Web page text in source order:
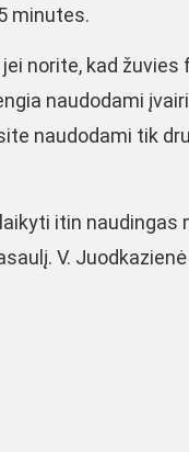
minutes.
norite, kad žuvies
naudodami
naudodami tik
itin naudingas
V.